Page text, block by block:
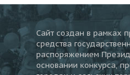
Сайт создан в рамках
средства
распоряжением
основании конкурса,